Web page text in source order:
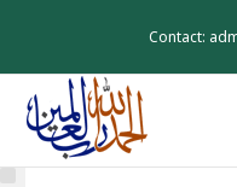
Contact: